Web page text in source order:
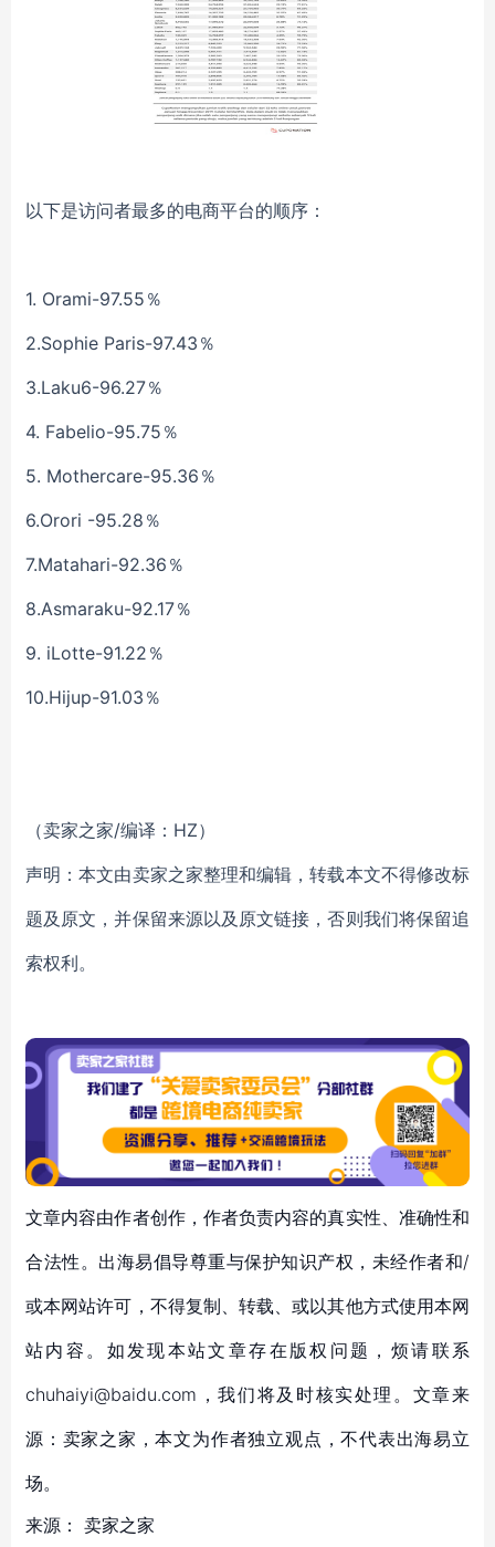
以下是访问者最多的电商平台的顺序：
1. Orami-97.55％
2.Sophie Paris-97.43％
3.Laku6-96.27％
4. Fabelio-95.75％
5. Mothercare-95.36％
6.Orori -95.28％
7.Matahari-92.36％
8.Asmaraku-92.17％
9. iLotte-91.22％
10.Hijup-91.03％
（卖家之家/编译：HZ）
声明：本文由卖家之家整理和编辑，转载本文不得修改标
题及原文，并保留来源以及原文链接，否则我们将保留追
索权利。
文章内容由作者创作，作者负责内容的真实性、准确性和
合法性。出海易倡导尊重与保护知识产权，未经作者和/
或本网站许可，不得复制、转载、或以其他方式使用本网
站内容。如发现本站文章存在版权问题，烦请联系
chuhaiyi@baidu.com，我们将及时核实处理。文章来
源：卖家之家，本文为作者独立观点，不代表出海易立
场。
来源： 卖家之家